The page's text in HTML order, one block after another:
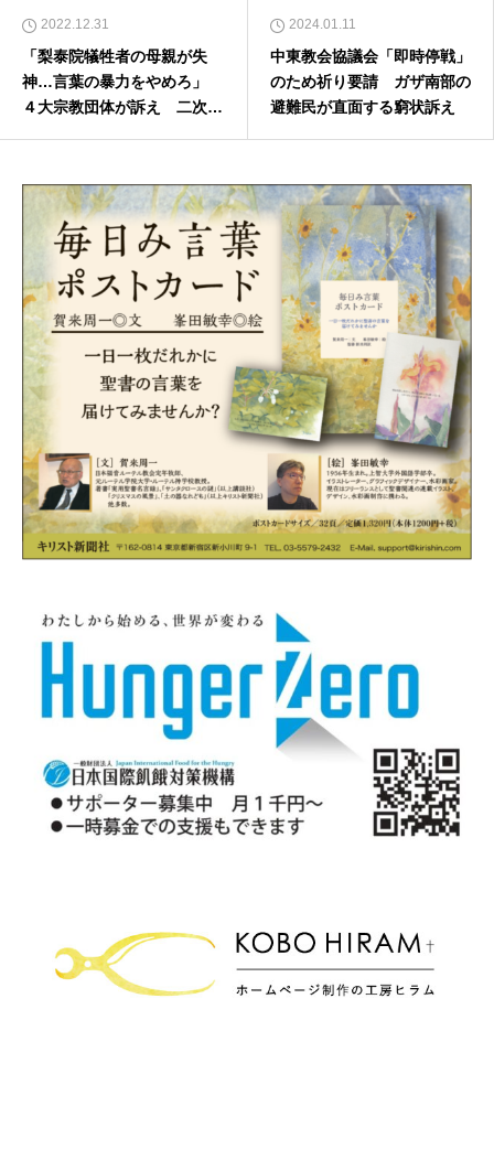
2022.12.31
「梨泰院犠牲者の母親が失
神…言葉の暴力をやめろ」
４大宗教団体が訴え 二次加
2024.01.11
中東教会協議会「即時停戦」
のため祈り要請 ガザ南部の
避難民が直面する窮状訴え